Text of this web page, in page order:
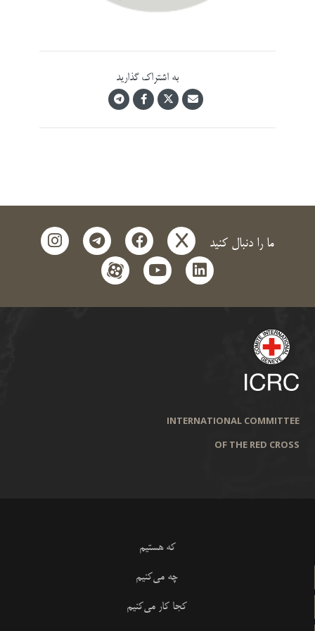
به اشتراک گذارید
ما را دنبال کنید x
facebook
telegram
instagram
linkedin
youtube
aparat
INTERNATIONAL COMMITTEE
OF THE RED CROSS
که هستیم
چه می‌کنیم
کجا کار می‌کنیم